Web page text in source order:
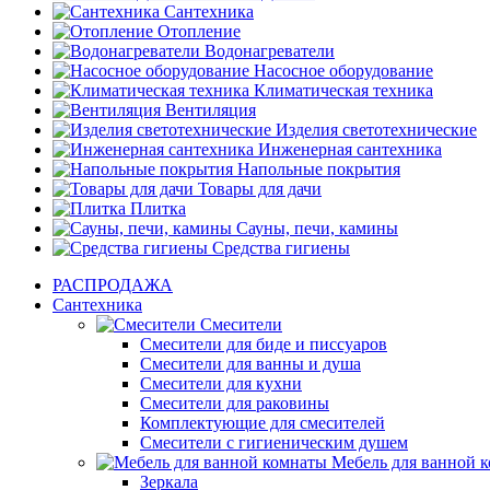
Сантехника
Отопление
Водонагреватели
Насосное оборудование
Климатическая техника
Вентиляция
Изделия светотехнические
Инженерная сантехника
Напольные покрытия
Товары для дачи
Плитка
Сауны, печи, камины
Средства гигиены
РАСПРОДАЖА
Сантехника
Смесители
Смесители для биде и писсуаров
Смесители для ванны и душа
Смесители для кухни
Смесители для раковины
Комплектующие для смесителей
Смесители с гигиеническим душем
Мебель для ванной
Зеркала